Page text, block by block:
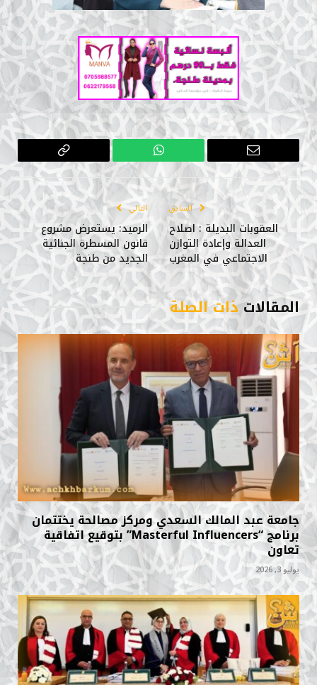
البريد
الإلكتروني
واتساب
Copy
Link
السابق
العقوبات البديلة : اصلاح
العدالة وإعادة التوازن
الاجتماعي في المغرب
التالي
الرميد: يستعرض مشروع
قانون المسطرة الجنائية
الجديد من طنجة
المقالاتذات الصلة
جامعة عبد المالك السعدي ومركز مصالحة يختتمان
برنامج “Masterful Influencers” بتوقيع اتفاقية
تعاون
يوليو 3, 2026